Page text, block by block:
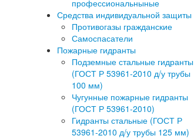
профессиональныные
Средства индивидуальной защиты
Противогазы гражданские
Самоспасатели
Пожарные гидранты
Подземные стальные гидранты
(ГОСТ Р 53961-2010 д/у трубы
100 мм)
Чугунные пожарные гидранты
(ГОСТ Р 53961-2010)
Гидранты стальные (ГОСТ Р
53961-2010 д/у трубы 125 мм)